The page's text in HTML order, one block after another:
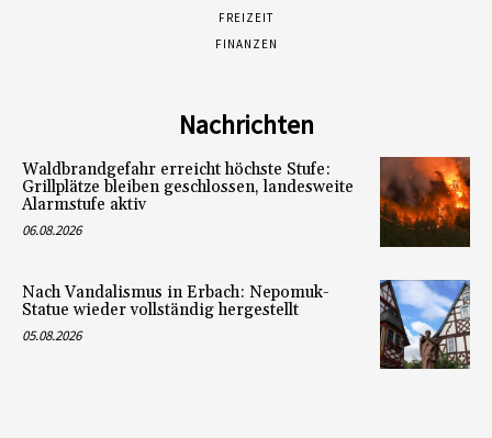
FREIZEIT
FINANZEN
Nachrichten
Waldbrandgefahr erreicht höchste Stufe:
Grillplätze bleiben geschlossen, landesweite
Alarmstufe aktiv
06.08.2026
Nach Vandalismus in Erbach: Nepomuk-
Statue wieder vollständig hergestellt
05.08.2026